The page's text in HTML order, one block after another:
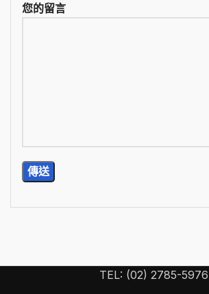
您的留言
TEL: (02) 2785-5976